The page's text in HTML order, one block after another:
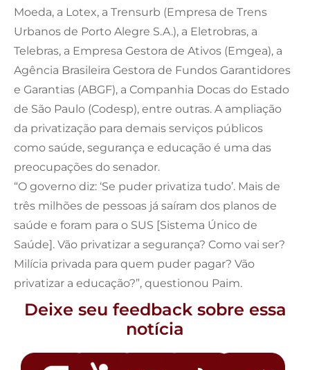
Moeda, a Lotex, a Trensurb (Empresa de Trens
Urbanos de Porto Alegre S.A.), a Eletrobras, a
Telebras, a Empresa Gestora de Ativos (Emgea), a
Agência Brasileira Gestora de Fundos Garantidores
e Garantias (ABGF), a Companhia Docas do Estado
de São Paulo (Codesp), entre outras. A ampliação
da privatização para demais serviços públicos
como saúde, segurança e educação é uma das
preocupações do senador.
“O governo diz: ‘Se puder privatiza tudo’. Mais de
três milhões de pessoas já saíram dos planos de
saúde e foram para o SUS [Sistema Único de
Saúde]. Vão privatizar a segurança? Como vai ser?
Milícia privada para quem puder pagar? Vão
privatizar a educação?”, questionou Paim.
Deixe seu feedback sobre essa
notícia